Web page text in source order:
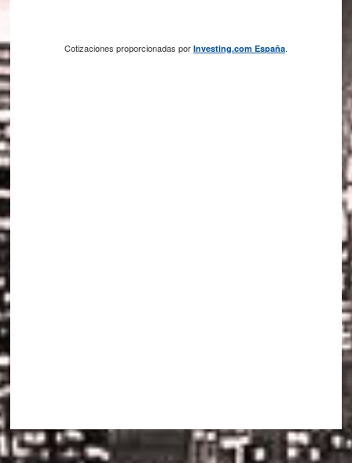
Cotizaciones proporcionadas por Investing.com España.